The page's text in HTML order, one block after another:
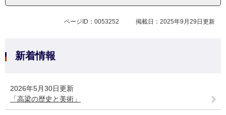
ページID：0053252 掲載日：2025年9月29日更新
新着情報
2026年5月30日更新
「高梁の歴史と美術」